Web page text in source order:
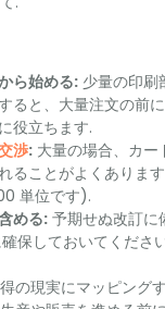
ら始める: 少量の印刷
ると、大量注文の前
役立ちます.
渉: 大量の場合、カ
ることがよくありま
単位です).
める: 予期せぬ改訂に
確保しておいてくださ
の現実にマッピング